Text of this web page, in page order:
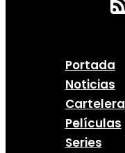
Portada
Noticias
Cartelera
Películas
Series